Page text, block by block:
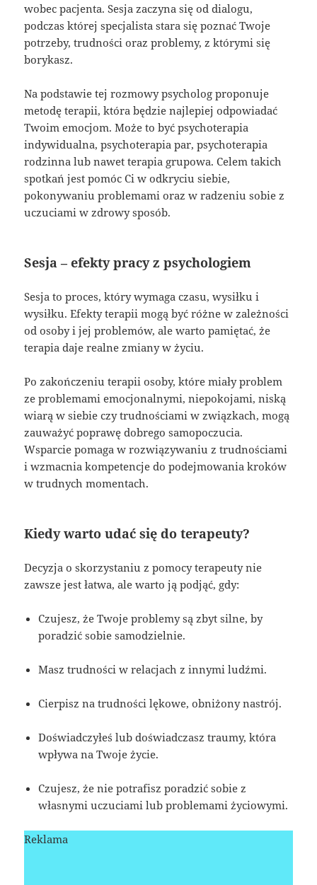
wobec pacjenta. Sesja zaczyna się od dialogu,
podczas której specjalista stara się poznać Twoje
potrzeby, trudności oraz problemy, z którymi się
borykasz.
Na podstawie tej rozmowy psycholog proponuje
metodę terapii, która będzie najlepiej odpowiadać
Twoim emocjom. Może to być psychoterapia
indywidualna, psychoterapia par, psychoterapia
rodzinna lub nawet terapia grupowa. Celem takich
spotkań jest pomóc Ci w odkryciu siebie,
pokonywaniu problemami oraz w radzeniu sobie z
uczuciami w zdrowy sposób.
Sesja – efekty pracy z psychologiem
Sesja to proces, który wymaga czasu, wysiłku i
wysiłku. Efekty terapii mogą być różne w zależności
od osoby i jej problemów, ale warto pamiętać, że
terapia daje realne zmiany w życiu.
Po zakończeniu terapii osoby, które miały problem
ze problemami emocjonalnymi, niepokojami, niską
wiarą w siebie czy trudnościami w związkach, mogą
zauważyć poprawę dobrego samopoczucia.
Wsparcie pomaga w rozwiązywaniu z trudnościami
i wzmacnia kompetencje do podejmowania kroków
w trudnych momentach.
Kiedy warto udać się do terapeuty?
Decyzja o skorzystaniu z pomocy terapeuty nie
zawsze jest łatwa, ale warto ją podjąć, gdy:
Czujesz, że Twoje problemy są zbyt silne, by
poradzić sobie samodzielnie.
Masz trudności w relacjach z innymi ludźmi.
Cierpisz na trudności lękowe, obniżony nastrój.
Doświadczyłeś lub doświadczasz traumy, która
wpływa na Twoje życie.
Czujesz, że nie potrafisz poradzić sobie z
własnymi uczuciami lub problemami życiowymi.
Reklama